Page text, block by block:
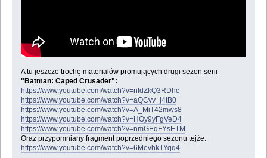
A tu jeszcze trochę materialów promujących drugi sezon serii
"Batman: Caped Crusader":
https://www.youtube.com/watch?v=nIdZkQ3RDhc
https://www.youtube.com/watch?v=aQCvv_j4tB0
https://www.youtube.com/watch?v=A_MiT42mws8
https://www.youtube.com/watch?v=HOy9yFgVeD4
https://www.youtube.com/watch?v=nmGEqFYsETM
Oraz przypomniany fragment poprzedniego sezonu tejże:
https://www.youtube.com/watch?v=6MevhkTYqq4